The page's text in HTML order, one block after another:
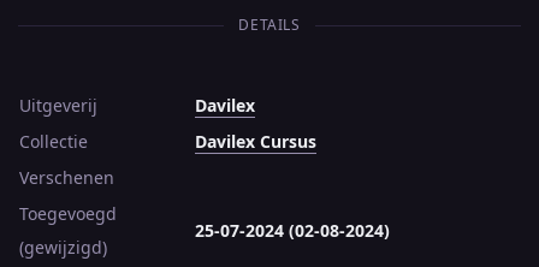
DETAILS
Uitgeverij
Davilex
Collectie
Davilex Cursus
Verschenen
Toegevoegd
(gewijzigd)
25-07-2024 (02-08-2024)